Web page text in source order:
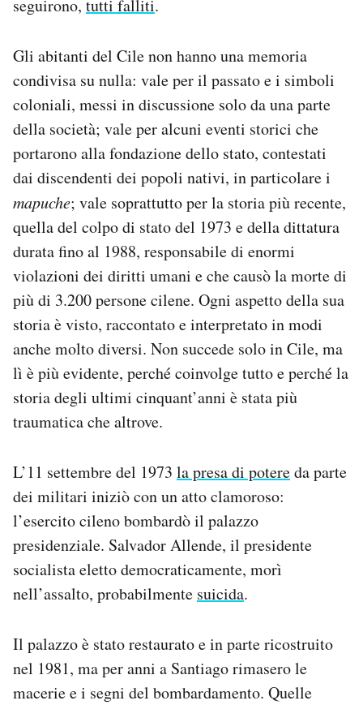
seguirono, tutti falliti.
Gli abitanti del Cile non hanno una memoria
condivisa su nulla: vale per il passato e i simboli
coloniali, messi in discussione solo da una parte
della società; vale per alcuni eventi storici che
portarono alla fondazione dello stato, contestati
dai discendenti dei popoli nativi, in particolare i
mapuche; vale soprattutto per la storia più recente,
quella del colpo di stato del 1973 e della dittatura
durata fino al 1988, responsabile di enormi
violazioni dei diritti umani e che causò la morte di
più di 3.200 persone cilene. Ogni aspetto della sua
storia è visto, raccontato e interpretato in modi
anche molto diversi. Non succede solo in Cile, ma
lì è più evidente, perché coinvolge tutto e perché la
storia degli ultimi cinquant’anni è stata più
traumatica che altrove.
L’11 settembre del 1973 la presa di potereda parte
dei militari iniziò con un atto clamoroso:
l’esercito cileno bombardò il palazzo
presidenziale. Salvador Allende, il presidente
socialista eletto democraticamente, morì
nell’assalto, probabilmente suicida.
Il palazzo è stato restaurato e in parte ricostruito
nel 1981, ma per anni a Santiago rimasero le
macerie e i segni del bombardamento. Quelle